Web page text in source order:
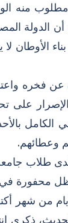
منه
أن
الأوطان
فخره
على
وعطائهم.
جامعة
محفورة
من شهر